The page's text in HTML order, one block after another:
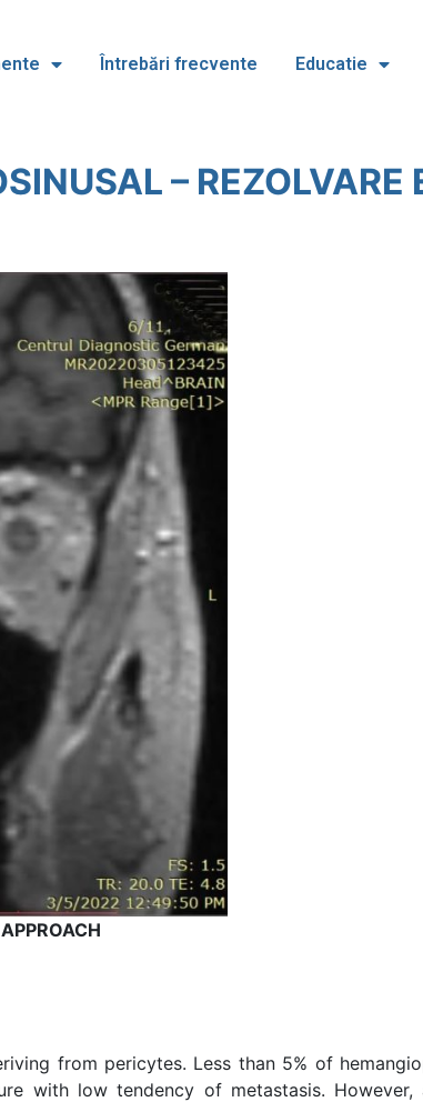
Întrebări frecvente Educatie
– REZOLVARE
from pericytes. Less than 5% of
with low tendency of metastasis.